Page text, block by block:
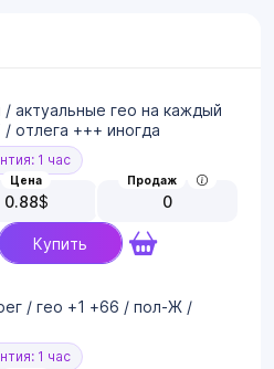
актуальные гео на каждый
отлега +++ иногда
1 час
Цена
0.88$
Продаж
0
Купить
/ гео +1 +66 / пол-Ж /
1 час